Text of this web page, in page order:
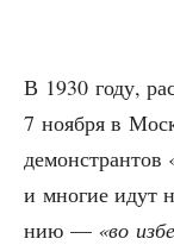
В 1930 году,
7 нояб­ря в
демон­стран­тов
и мно­гие идут
нию — «во